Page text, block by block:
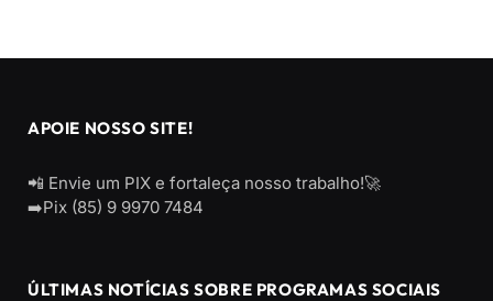
APOIE NOSSO SITE!
📲 Envie um PIX e fortaleça nosso trabalho!🚀
➡️Pix (85) 9 9970 7484
ÚLTIMAS NOTÍCIAS SOBRE PROGRAMAS SOCIAIS